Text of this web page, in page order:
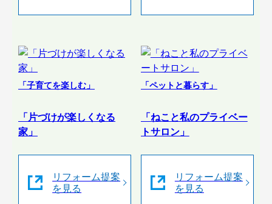
「子育てを楽しむ」
「片づけが楽しくなる
家」
リフォーム提案
を見る
「ペットと暮らす」
「ねこと私のプライベー
トサロン」
リフォーム提案
を見る